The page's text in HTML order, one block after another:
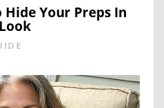
Hide Your Preps In